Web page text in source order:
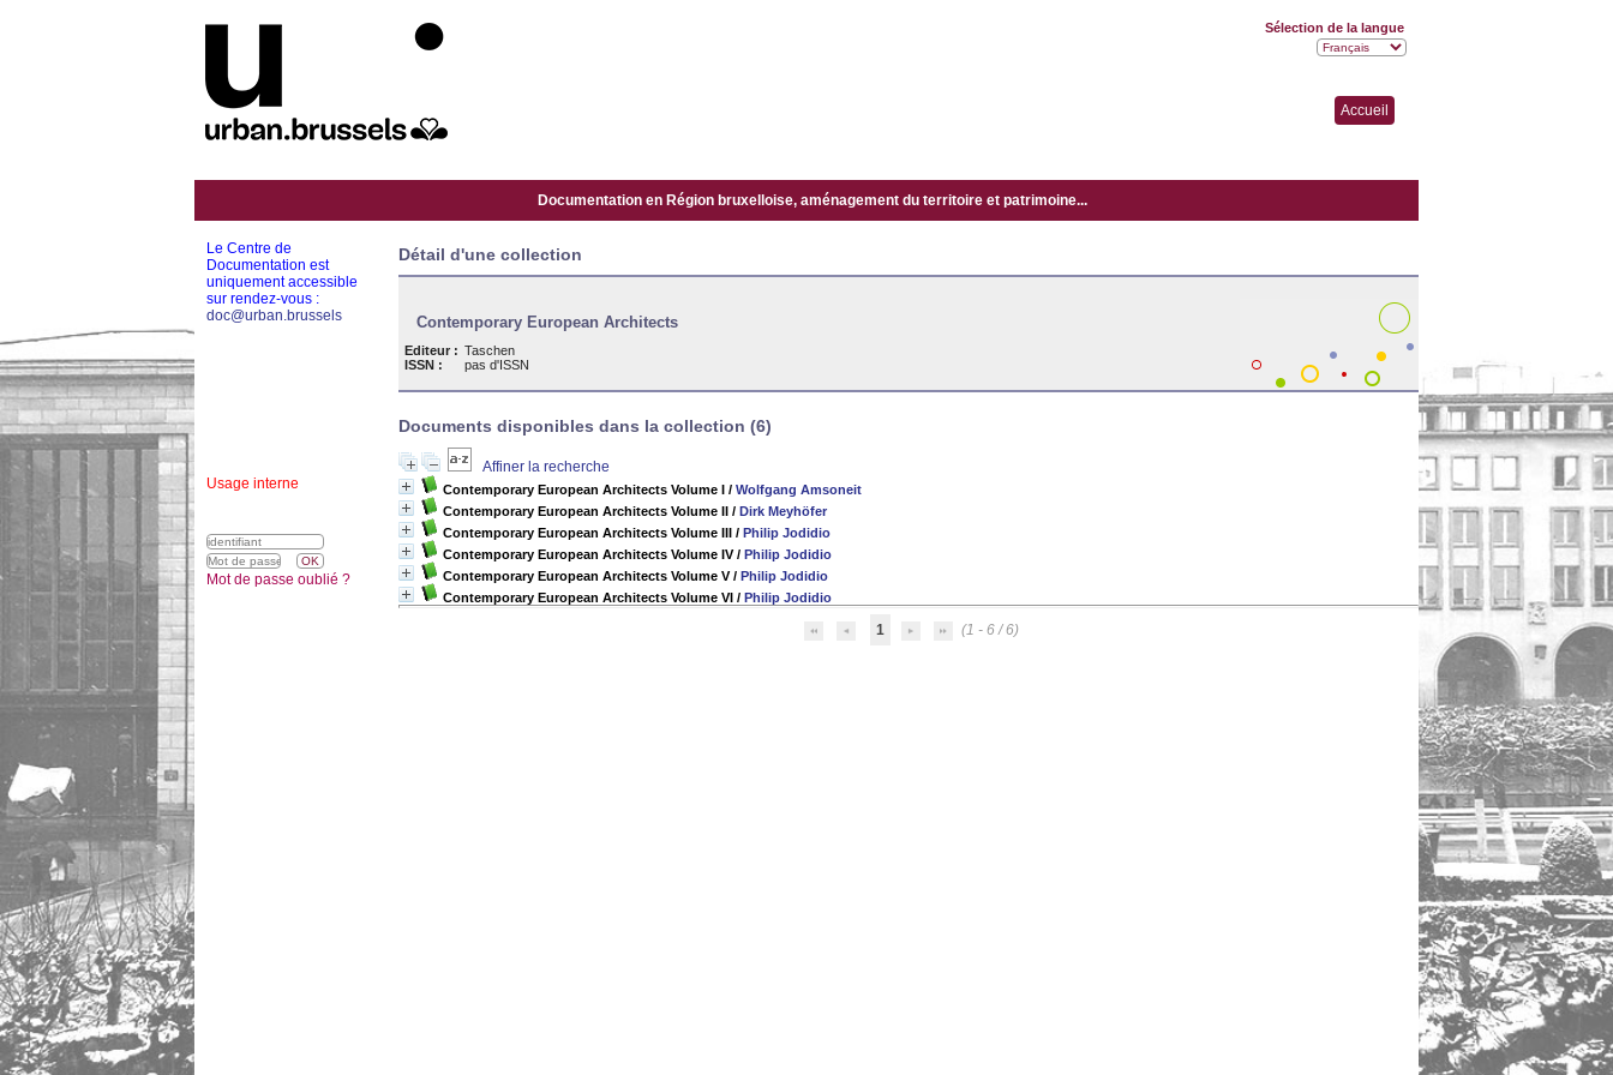
Accueil
Documentation en Région bruxelloise, aménagement du territoire et patrimoine...
Détail d'une collection
Contemporary European Architects
Editeur : Taschen
ISSN :
pas d'ISSN
Documents disponibles dans la collection (6)
Affiner la recherche
Contemporary European Architects Volume I / Wolfgang Amsoneit
Contemporary European Architects Volume II / Dirk Meyhöfer
Contemporary European Architects Volume III / Philip Jodidio
Contemporary European Architects Volume IV/ Philip Jodidio
Contemporary European Architects Volume V/ Philip Jodidio
Contemporary European Architects Volume VI / Philip Jodidio
1 (1 - 6 / 6)
Le Centre de
Documentation est
uniquement accessible
sur rendez-vous :
doc@urban.brussels
Usage interne
Sélection de la langue
Mot de passe oublié ?